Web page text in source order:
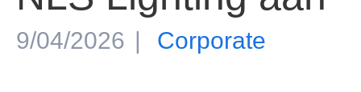
Projecten
9/04/2026 Corporate